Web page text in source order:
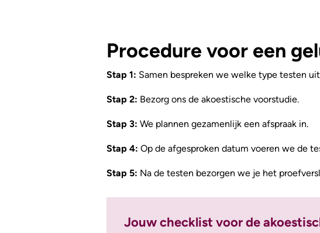
Procedure voor een
Stap 1: Samen bespreken we welke type testen
Stap 2: Bezorg ons de akoestische voorstudie.
Stap 3: We plannen gezamenlijk een afspraak in.
Stap 4: Op de afgesproken datum voeren we de
Stap 5: Na de testen bezorgen we je het
Jouw checklist voor de